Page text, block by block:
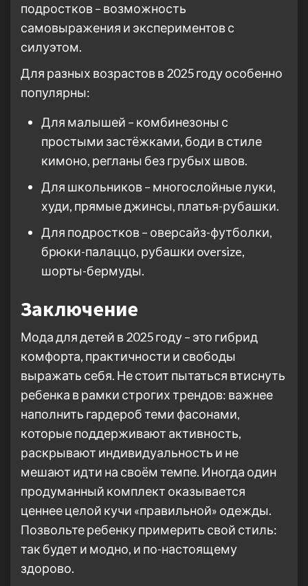
подростков – возможность
самовыражения и экспериментов с
силуэтом.
Для разных возрастов в 2025 году особенно
популярны:
Для малышей – комбинезоны с
простыми застёжками, боди в стиле
кимоно, регланы без грубых швов.
Для школьников – многослойные луки,
худи, прямые джинсы, платья-рубашки.
Для подростков – оверсайз-футболки,
брюки-палаццо, рубашки oversize,
шорты-бермуды.
Заключение
Мода для детей в 2025 году – это гибрид
комфорта, практичности и свободы
выражать себя. Не стоит пытаться втиснуть
ребенка в рамки строгих трендов: важнее
наполнить гардероб теми фасонами,
которые поддерживают активность,
раскрывают индивидуальность и не
мешают идти на своём темпе. Иногда один
продуманный комплект оказывается
ценнее целой кучи «правильной» одежды.
Позвольте ребенку примерить свой стиль:
так будет и модно, и по-настоящему
здорово.